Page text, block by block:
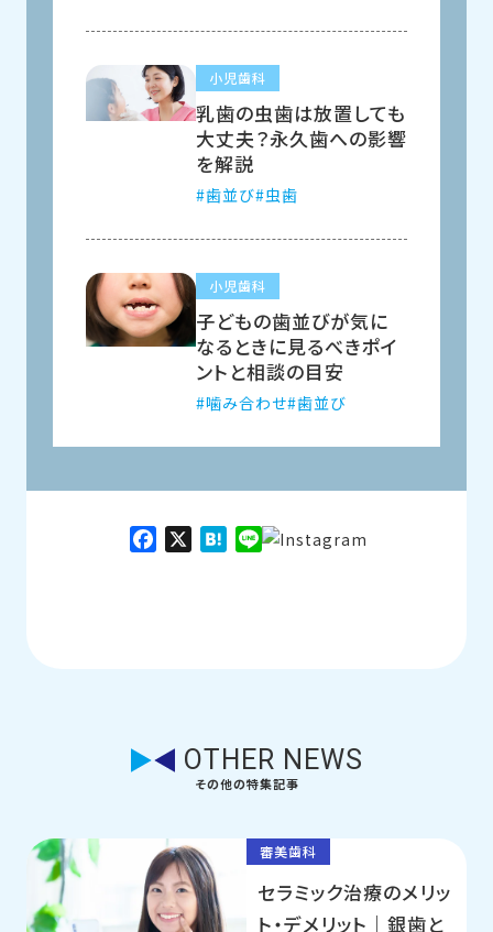
小児歯科
乳歯の虫歯は放置しても
大丈夫？永久歯への影響
を解説
歯並び 虫歯
小児歯科
子どもの歯並びが気に
なるときに見るべきポイ
ントと相談の目安
噛み合わせ 歯並び
FacebookHatena
Line
OTHER NEWS
その他の特集記事
審美歯科
セラミック治療のメリッ
ト・デメリット｜銀歯と